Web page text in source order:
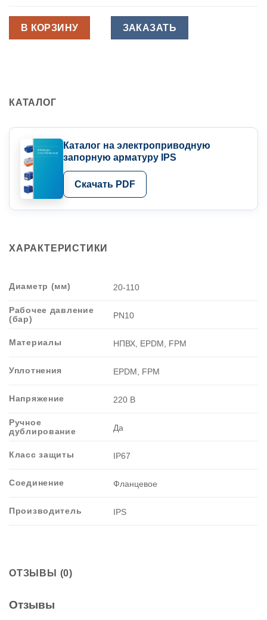
220V
d
В КОРЗИНУ ЗАКАЗАТЬ
КАТАЛОГ
Каталог на электроприводную
запорную арматуру IPS
Скачать PDF
ХАРАКТЕРИСТИКИ
Диаметр (мм) 20-110
Рабочее давление
(бар)
PN10
Материалы НПВХ, EPDM, FPM
Уплотнения EPDM, FPM
Напряжение 220 В
Ручное
дублирование
Да
Класс защиты IP67
Соединение Фланцевое
Производитель IPS
ОТЗЫВЫ (0)
Отзывы